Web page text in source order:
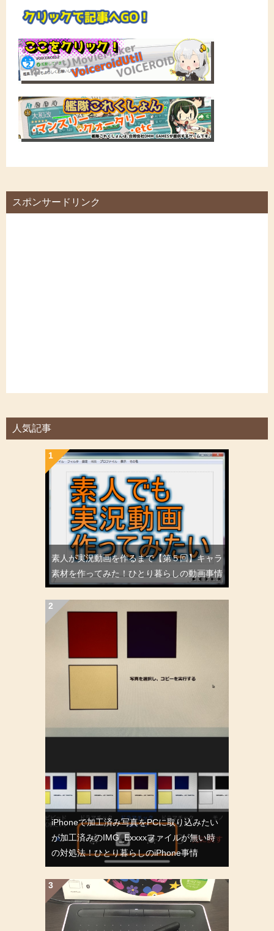
スポンサードリンク
人気記事
素人が実況動画を作るまで【第５回】キャラ
素材を作ってみた！ひとり暮らしの動画事情
iPhoneで加工済み写真をPCに取り込みたい
が加工済みのIMG_Exxxxファイルが無い時
の対処法！ひとり暮らしのiPhone事情